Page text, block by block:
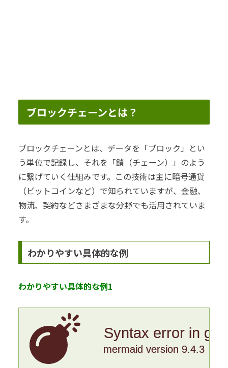
ブロックチェーンとは？
ブロックチェーンとは、データを「ブロック」とい
う単位で記録し、それを「鎖（チェーン）」のよう
に繋げていく仕組みです。この技術は主に暗号通貨
（ビットコインなど）で知られていますが、金融、
物流、契約などさまざまな分野でも活用されていま
す。
わかりやすい具体的な例
わかりやすい具体的な例1
Syntax error in
mermaid version 9.4.3